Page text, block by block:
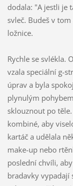
dodala: "A jestli je
svleč. Budeš v
ložnice.
Rychle se svlékla.
vzala speciální g-
úprav a byla
plynulým
sklouznout po
kombiné, aby
kartáč a udělala
make-up nebo
poslední chvíli,
bradavky vypadají